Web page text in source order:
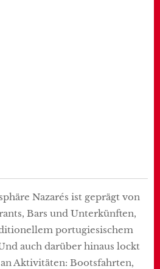
Nazarés ist geprägt von
Bars und Unterkünften,
portugiesischem
auch darüber hinaus lockt
Aktivitäten: Bootsfahrten,